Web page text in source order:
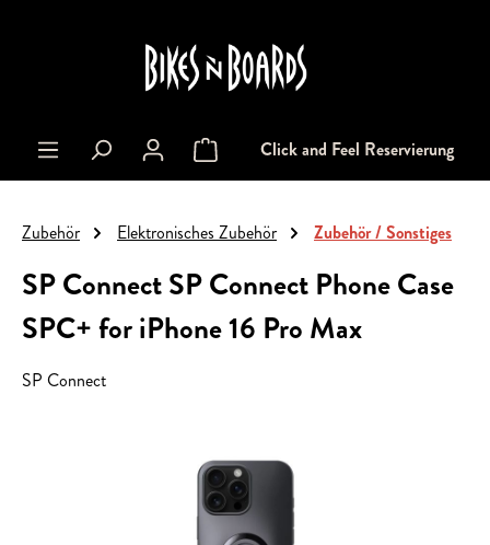
Warenkorb enthält 0 Positionen. Der
Click and Feel Reservierung
Zubehör Elektronisches Zubehör Zubehör / Sonstiges
SP Connect SP Connect Phone Case
SPC+ for iPhone 16 Pro Max
SP Connect